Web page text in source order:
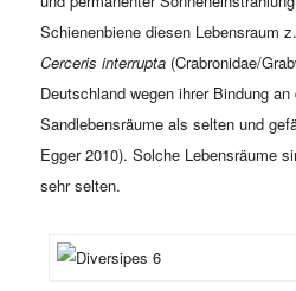
Schienenbiene diesen Lebensraum
Cerceris interrupta (Crabronidae/
Deutschland wegen ihrer Bindung
Sandlebensräume als selten und
Egger 2010). Solche Lebensräume
sehr selten.